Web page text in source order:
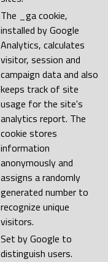
The _ga cookie,
installed by Google
Analytics, calculates
visitor, session and
campaign data and also
keeps track of site
usage for the site's
analytics report. The
cookie stores
information
anonymously and
assigns a randomly
generated number to
recognize unique
visitors.
Set by Google to
distinguish users.